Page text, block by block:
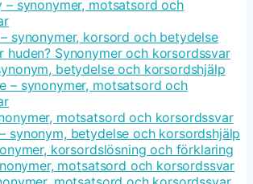
– synonymer, motsatsord och
synonymer, korsord och betydelse
huden? Synonymer och korsordssvar
betydelse och korsordshjälp
– synonymer, motsatsord och
motsatsord och korsordssvar
synonym, betydelse och korsordshjälp
korsordslösning och förklaring
motsatsord och korsordssvar